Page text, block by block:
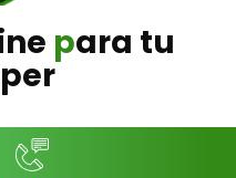
para tu